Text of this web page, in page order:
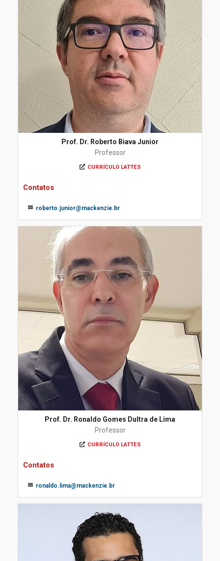
Prof. Dr. Roberto Biava Junior
Professor
CURRÍCULO LATTES
Contatos
roberto.junior@mackenzie.br
Prof. Dr. Ronaldo Gomes Dultra de Lima
Professor
CURRÍCULO LATTES
Contatos
ronaldo.lima@mackenzie.br